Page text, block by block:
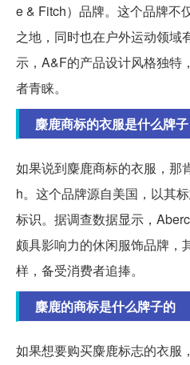
e & Fitch）品牌。这个品牌不
之地，同时也在户外运动领域
示，A&F的产品设计风格独特
者青睐。
麋鹿商标的衣服是什么牌子
如果说到麋鹿商标的衣服，那
h。这个品牌源自美国，以其
标识。据调查数据显示，
颇具影响力的休闲服饰品牌，
样，备受消费者追捧。
麋鹿的商标是什么牌子的
如果想要购买麋鹿标志的衣服